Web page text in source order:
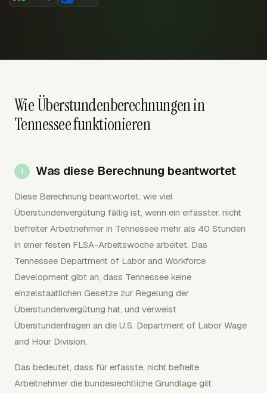
Wie Überstundenberechnungen in
Tennessee funktionieren
Was diese Berechnung beantwortet
Diese Berechnung beantwortet, wie viel
Überstundenvergütung fällig ist, wenn ein erfasster, nicht
befreiter Arbeitnehmer in Tennessee mehr als 40 Stunden
in einer festen FLSA-Arbeitswoche arbeitet. Das
Tennessee Department of Labor and Workforce
Development gibt an, dass Tennessee keine
einzelstaatlichen Gesetze zur Regelung der
Überstundenvergütung hat, und verweist
Überstundenfragen an die U.S. Department of Labor Wage
and Hour Division.
Das bedeutet, dass für erfasste, nicht befreite
Arbeitnehmer die bundesrechtliche Grundlage gilt: